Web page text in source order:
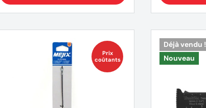
Prix
coûtants
Déjà vendu !
Nouveau